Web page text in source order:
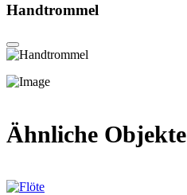
Handtrommel
Ähnliche Objekte